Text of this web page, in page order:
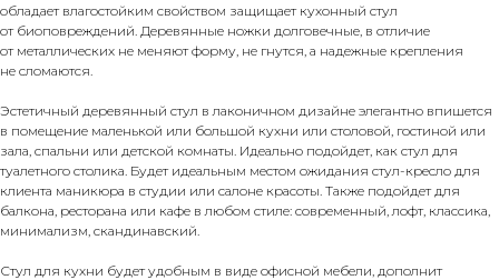
обладает влагостойким свойством защищает кухонный стул
от биоповреждений. Деревянные ножки долговечные, в отличие
от металлических не меняют форму, не гнутся, а надежные крепления
не сломаются.
Эстетичный деревянный стул в лаконичном дизайне элегантно впишется
в помещение маленькой или большой кухни или столовой, гостиной или
зала, спальни или детской комнаты. Идеально подойдет, как стул для
туалетного столика. Будет идеальным местом ожидания стул-кресло для
клиента маникюра в студии или салоне красоты. Также подойдет для
балкона, ресторана или кафе в любом стиле: современный, лофт, классика,
минимализм, скандинавский.
Стул для кухни будет удобным в виде офисной мебели, дополнит